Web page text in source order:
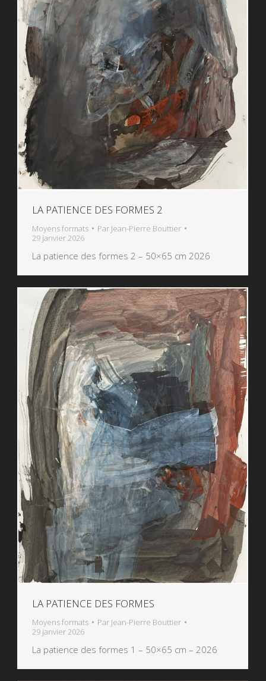
LA PATIENCE DES FORMES 2
Moyens formats Par Jean-Pierre Bouttier
29 janvier 2026
La patience des formes 2 – 50×65 cm 2026
LA PATIENCE DES FORMES
Moyens formats Par Jean-Pierre Bouttier
29 janvier 2026
La patience des formes 1 – 50×65 cm – 2026